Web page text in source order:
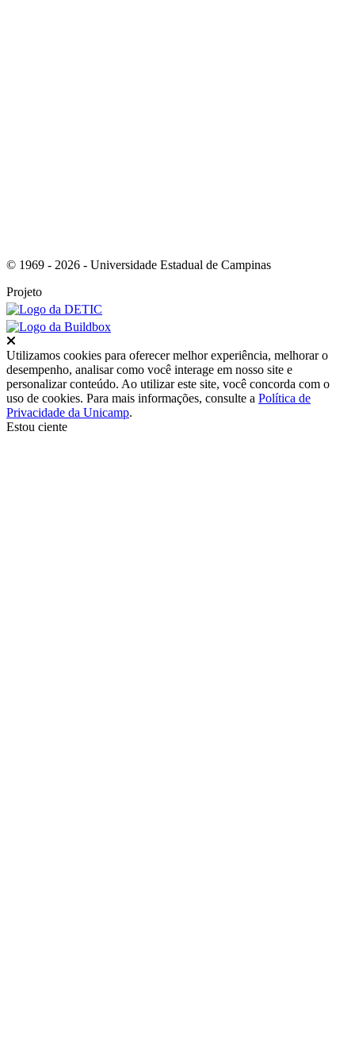
© 1969 - 2026 - Universidade Estadual de Campinas
Projeto
Utilizamos cookies para oferecer melhor experiência, melhorar o
desempenho, analisar como você interage em nosso site e
personalizar conteúdo. Ao utilizar este site, você concorda com o
uso de cookies. Para mais informações, consulte a Política de
Privacidade da Unicamp.
Estou ciente